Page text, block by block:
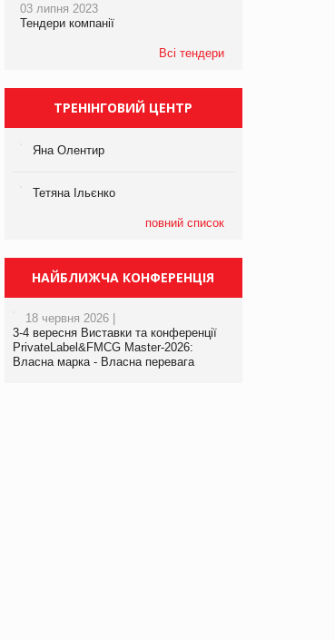
виробництва
компанії «УкраМарин»
Людмила
компанії на
Особливості.
03 липня 2023
Тендери компанії
Всі тендери
ТРЕНІНГОВИЙ ЦЕНТР
Яна Олентир
Тетяна Ільєнко
повний список
НАЙБЛИЖЧА КОНФЕРЕНЦІЯ
18 червня 2026 |
3-4 вересня Виставки та конференції
PrivateLabel&FMCG Master-2026:
Власна марка - Власна перевага